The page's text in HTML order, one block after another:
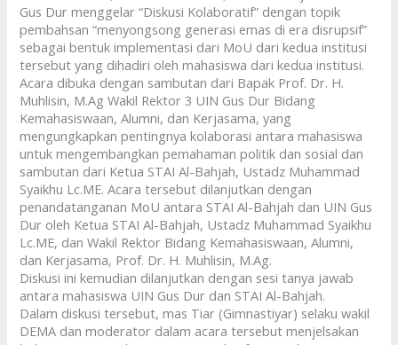
Gus Dur menggelar “Diskusi Kolaboratif” dengan topik
pembahsan “menyongsong generasi emas di era disrupsif”
sebagai bentuk implementasi dari MoU dari kedua institusi
tersebut yang dihadiri oleh mahasiswa dari kedua institusi.
Acara dibuka dengan sambutan dari Bapak Prof. Dr. H.
Muhlisin, M.Ag Wakil Rektor 3 UIN Gus Dur Bidang
Kemahasiswaan, Alumni, dan Kerjasama, yang
mengungkapkan pentingnya kolaborasi antara mahasiswa
untuk mengembangkan pemahaman politik dan sosial dan
sambutan dari Ketua STAI Al-Bahjah, Ustadz Muhammad
Syaikhu Lc.ME. Acara tersebut dilanjutkan dengan
penandatanganan MoU antara STAI Al-Bahjah dan UIN Gus
Dur oleh Ketua STAI Al-Bahjah, Ustadz Muhammad Syaikhu
Lc.ME, dan Wakil Rektor Bidang Kemahasiswaan, Alumni,
dan Kerjasama, Prof. Dr. H. Muhlisin, M.Ag.
Diskusi ini kemudian dilanjutkan dengan sesi tanya jawab
antara mahasiswa UIN Gus Dur dan STAI Al-Bahjah.
Dalam diskusi tersebut, mas Tiar (Gimnastiyar) selaku wakil
DEMA dan moderator dalam acara tersebut menjelsakan